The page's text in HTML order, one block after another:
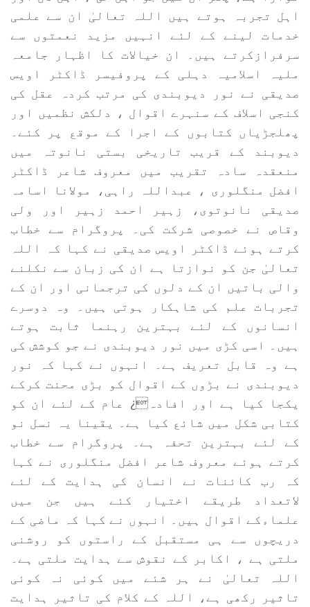
اہل تجربہ ہوتے ہیں اللہ تعالیٰ ان سے علمی
خدمات لینے کے لئے انہیں مزید نعمتوں سے
سرفرازکرتے ہیں۔ ان خیالات کا اظہار جامعہ
ملیہ اسلامیہ دہلی کے پروفیسر ڈاکٹر اویس
صدیقی نے نور دیوبندی کی مرتب کردہ عقل کی
کنجی اسلاف کے سنہرے اقوال ، دلکش نظمیں اور
پھلجڑیاں کتابوں کے اجرا کے موقع پر کئے۔
دیوبند کے قریب تاریخی بستی نانوتہ میں
منعقدہ سادہ تقریب میں معروف شاعر ڈاکٹر
افضل منگلوری ، عبداللہ راہی، مولانا اسامہ
صدیقی نانوتوی، زہیر احمد زہیر اور ولی
وقاص نے خصوصی شرکت کی۔ پروگرام سے خطاب
کرتے ہوئے ڈاکٹر اویس صدیقی نے کہا کہ اللہ
تعالیٰ جن کو نوازتا ہے ان کی زبان سے نکلنے
والی باتیں ان کے دلوں کی ترجمانی اور ان کے
تجربات علم کی شاہکار ہوتی ہیں۔ وہ دوسرے
انسانوں کے لئے بہترین رہنما ثابت ہوتے
ہیں۔ اسی کڑی میں نور دیوبندی نے جو کوشش کی
ہے وہ قابل تعریف ہے۔ انہوں نے کہا کہ نور
دیوبندی نے بڑوں کے اقوال کو بڑی محنت کرکے
یکجا کیا ہے اور افادہ¿ عام کے لئے ان کو
کتابی شکل میں شائع کیا ہے۔ یقینا یہ نسل نو
کے لئے بہترین تحفہ ہے۔ پروگرام سے خطاب
کرتے ہوئے معروف شاعر افضل منگلوری نے کہا
کہ رب کائنات نے انسان کی ہدایت کے لئے
لاتعداد طریقے اختیار کئے ہیں جن میں
علماءکے اقوال ہیں۔ انہوں نے کہا کہ ماضی کے
دریچوں سے ہی مستقبل کے راستوں کو روشنی
ملتی ہے ، اکابر کے نقوش سے ہدایت ملتی ہے۔
اللہ تعالیٰ نے ہر شئے میں کوئی نہ کوئی
تاثیر رکھی ہے، اللہ کے کلام کی تاثیر ہدایت